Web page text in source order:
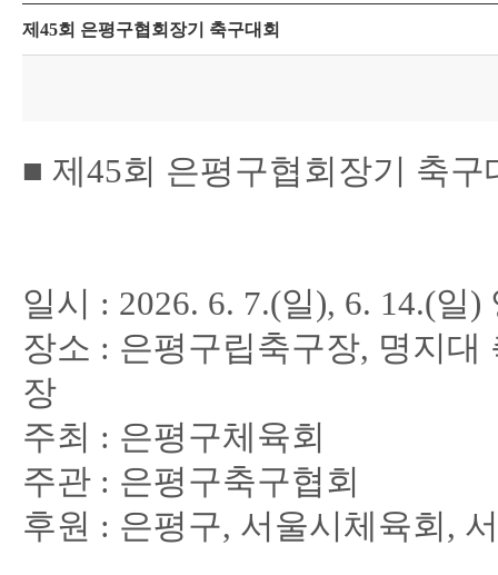
제45회 은평구협회장기 축구대회
■ 제45회 은평구협회장기 축구
일시 : 2026. 6. 7.(일), 6. 14.(
장소 : 은평구립축구장, 명지대
장
주최 : 은평구체육회
주관 : 은평구축구협회
후원 : 은평구, 서울시체육회,